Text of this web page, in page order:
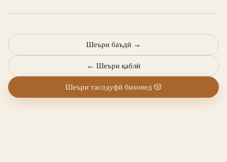
← Шеъри қаблӣ
Шеъри баъдӣ →
Шеъри тасодуфӣ бихонед 🎲